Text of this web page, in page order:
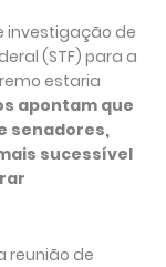
investigação de
(STF) para a
estaria
apontam que
senadores,
sucessível
reunião de